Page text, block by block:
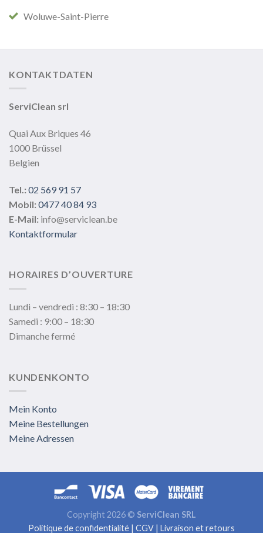
Woluwe-Saint-Pierre
KONTAKTDATEN
ServiClean srl
Quai Aux Briques 46
1000 Brüssel
Belgien
Tel.: 02 569 91 57
Mobil: 0477 40 84 93
E-Mail: info@serviclean.be
Kontaktformular
HORAIRES D’OUVERTURE
Lundi – vendredi : 8:30 – 18:30
Samedi : 9:00 – 18:30
Dimanche fermé
KUNDENKONTO
Mein Konto
Meine Bestellungen
Meine Adressen
Copyright 2026 © ServiClean SRL
Politique de confidentialité | CGV | Livraison et retours